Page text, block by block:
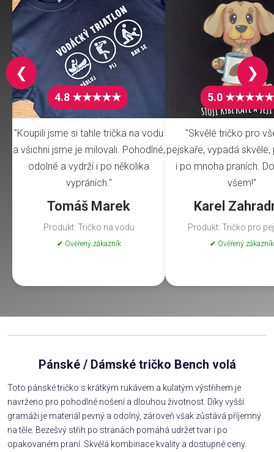
4.8 ★★★★★
"Koupili jsme si tahle trička na vodu
a všichni jsme je milovali. Pohodlné,
odolné a vydrží i po několika
vypráních."
Tomáš Marek
Produkt: Tričko na vodu
✔ Ověřený zákazník
5.0 ★★★★★
"Skvělé tričko pro
pejskaře, vypadá
i po mnoha praních.
všem!"
Karel
Produkt: Tričko pro
✔ Ověřený zákazník
❮ ❯
Pánské / Dámské tričko Bench volá
Toto pánské tričko s krátkým rukávem a kulatým výstřihem je
navrženo pro pohodlné nošení a dlouhou životnost. Díky vyšší
gramáži je materiál pevný a odolný, zároveň však zůstává příjemný
na těle. Bezešvý střih po stranách pomáhá udržet tvar i po
opakovaném praní. Skvělá kombinace kvality a dostupné ceny.